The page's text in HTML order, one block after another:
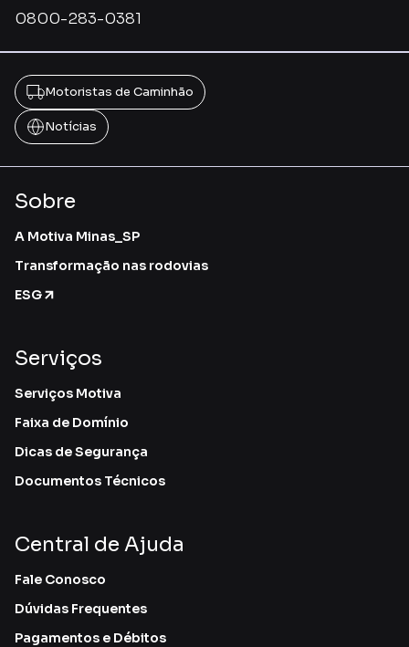
0800-283-0381
Motoristas de Caminhão
Notícias
Sobre
A Motiva Minas_SP
Transformação nas rodovias
ESG
Serviços
Serviços Motiva
Faixa de Domínio
Dicas de Segurança
Documentos Técnicos
Central de Ajuda
Fale Conosco
Dúvidas Frequentes
Pagamentos e Débitos